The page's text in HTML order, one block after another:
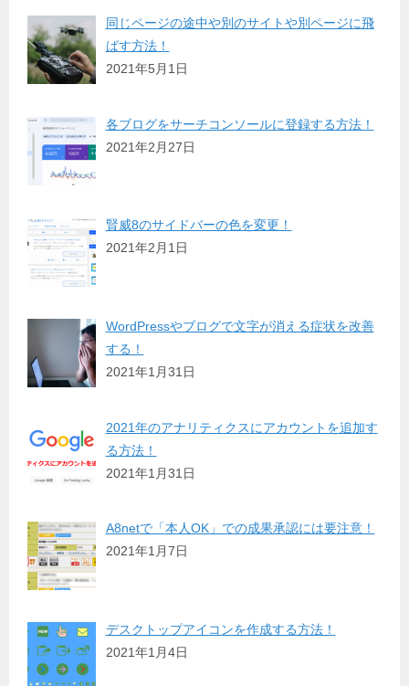
同じページの途中や別のサイトや別ページに飛
ばす方法！
2021年5月1日
各ブログをサーチコンソールに登録する方法！
2021年2月27日
賢威8のサイドバーの色を変更！
2021年2月1日
WordPressやブログで文字が消える症状を改善
する！
2021年1月31日
2021年のアナリティクスにアカウントを追加す
る方法！
2021年1月31日
A8netで「本人OK」での成果承認には要注意！
2021年1月7日
デスクトップアイコンを作成する方法！
2021年1月4日